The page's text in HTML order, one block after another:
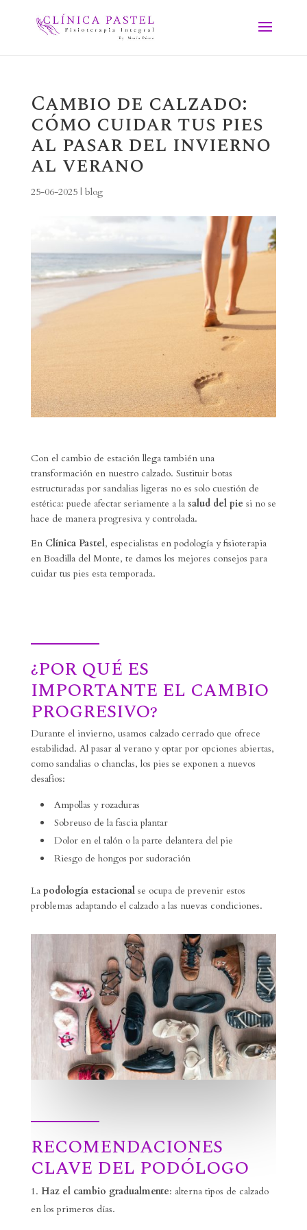
Cambio de calzado:
cómo cuidar tus pies
al pasar del invierno
al verano
25-06-2025| blog
Con el cambio de estación llega también una
transformación en nuestro calzado. Sustituir botas
estructuradas por sandalias ligeras no es solo cuestión de
estética: puede afectar seriamente a la salud del pie si no se
hace de manera progresiva y controlada.
En Clínica Pastel, especialistas en podología y fisioterapia
en Boadilla del Monte, te damos los mejores consejos para
cuidar tus pies esta temporada.
¿POR QUÉ ES
IMPORTANTE EL CAMBIO
PROGRESIVO?
Durante el invierno, usamos calzado cerrado que ofrece
estabilidad. Al pasar al verano y optar por opciones abiertas,
como sandalias o chanclas, los pies se exponen a nuevos
desafíos:
Ampollas y rozaduras
Sobreuso de la fascia plantar
Dolor en el talón o la parte delantera del pie
Riesgo de hongos por sudoración
La podología estacionalse ocupa de prevenir estos
problemas adaptando el calzado a las nuevas condiciones.
RECOMENDACIONES
CLAVE DEL PODÓLOGO
Haz el cambio gradualmente: alterna tipos de calzado
en los primeros días.